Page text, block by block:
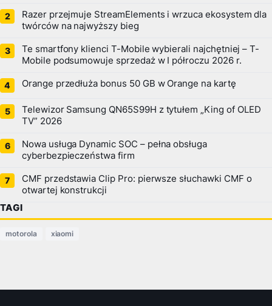
Razer przejmuje StreamElements i wrzuca ekosystem dla
twórców na najwyższy bieg
Te smartfony klienci T-Mobile wybierali najchętniej – T-
Mobile podsumowuje sprzedaż w I półroczu 2026 r.
Orange przedłuża bonus 50 GB w Orange na kartę
Telewizor Samsung QN65S99H z tytułem „King of OLED
TV” 2026
Nowa usługa Dynamic SOC – pełna obsługa
cyberbezpieczeństwa firm
CMF przedstawia Clip Pro: pierwsze słuchawki CMF o
otwartej konstrukcji
TAGI
motorola xiaomi